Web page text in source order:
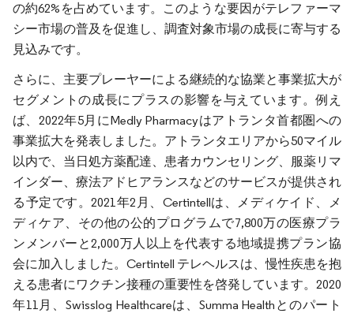
の約62%を占めています。このような要因がテレファーマ
シー市場の普及を促進し、調査対象市場の成長に寄与する
見込みです。
さらに、主要プレーヤーによる継続的な協業と事業拡大が
セグメントの成長にプラスの影響を与えています。例え
ば、2022年5月にMedly Pharmacyはアトランタ首都圏への
事業拡大を発表しました。アトランタエリアから50マイル
以内で、当日処方薬配達、患者カウンセリング、服薬リマ
インダー、療法アドヒアランスなどのサービスが提供され
る予定です。2021年2月、Certintellは、メディケイド、メ
ディケア、その他の公的プログラムで7,800万の医療プラ
ンメンバーと2,000万人以上を代表する地域提携プラン協
会に加入しました。Certintell テレヘルスは、慢性疾患を抱
える患者にワクチン接種の重要性を啓発しています。2020
年11月、Swisslog Healthcareは、Summa Healthとのパート